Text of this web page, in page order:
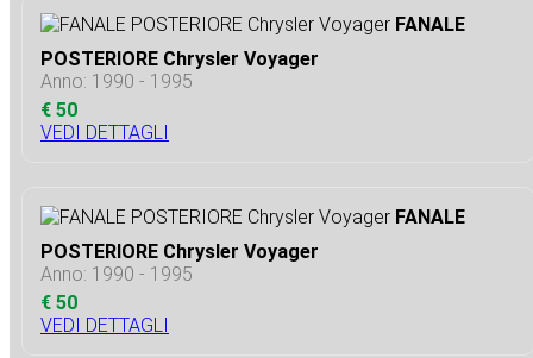
FANALE
POSTERIORE Chrysler Voyager
Anno: 1990 - 1995
€ 50
VEDI DETTAGLI
FANALE
POSTERIORE Chrysler Voyager
Anno: 1990 - 1995
€ 50
VEDI DETTAGLI